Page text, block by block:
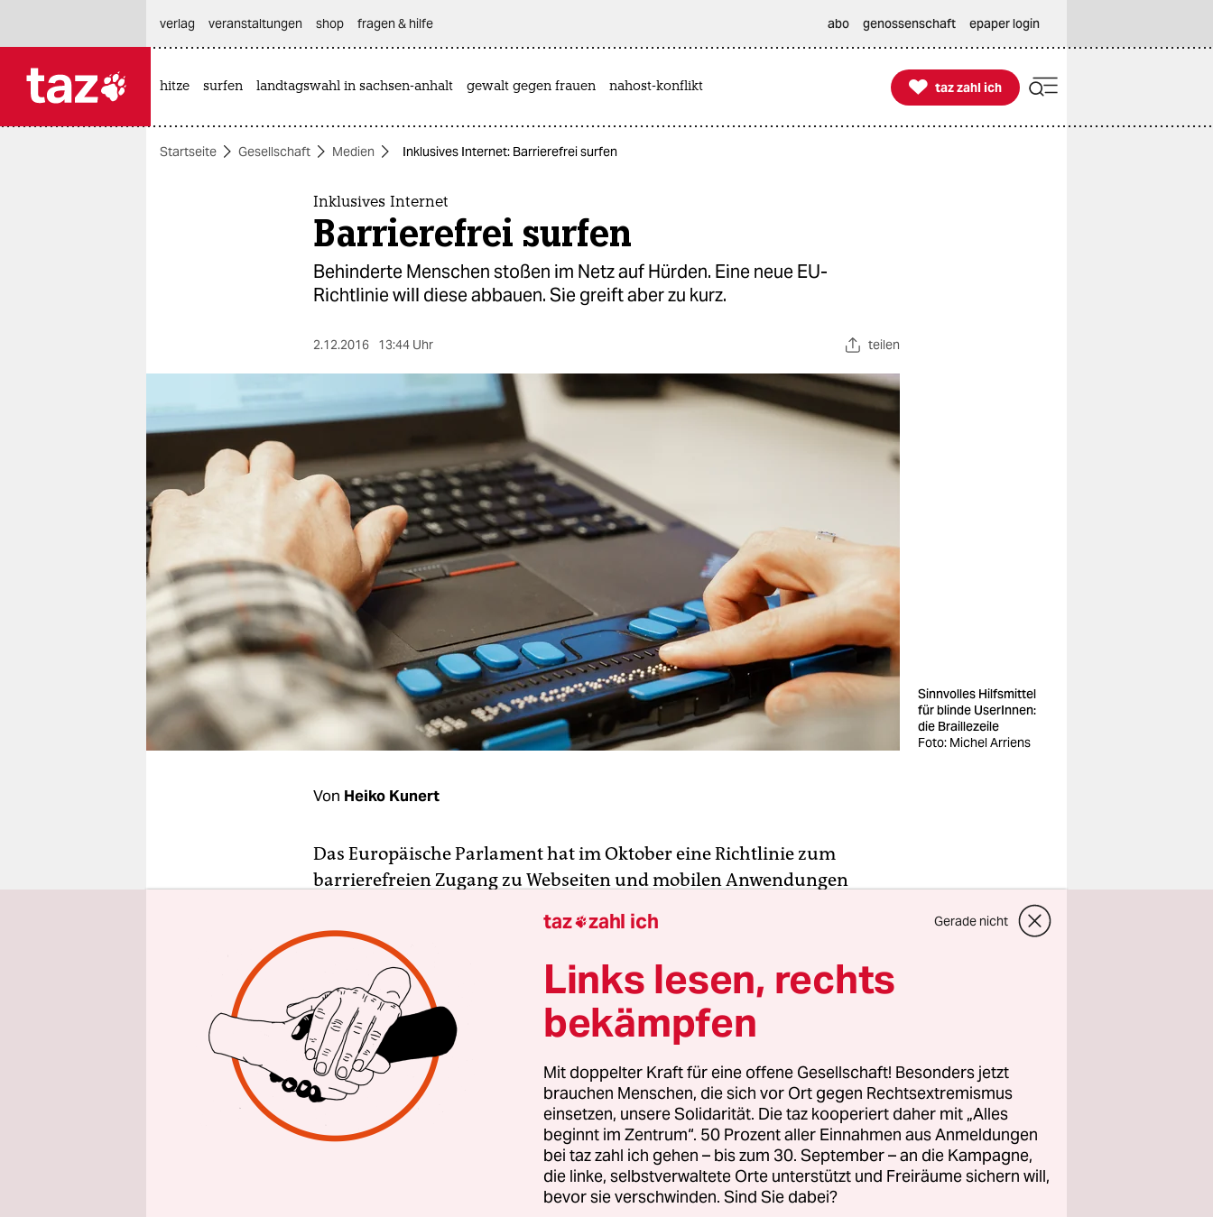
themen
berlin
wahrheit
verlag
veranstaltungen
shop
fragen & hilfe
unterstützen
verlag
veranstaltungen shop fragen & hilfe abo genossenschaft epaper login
hitze surfen landtagswahl in sachsen-anhalt gewalt gegen frauen nahost-konflikt 
taz zahl ich
taz zahl ich
Startseite Gesellschaft Medien Inklusives Internet: Barrierefrei surfen
Inklusives Internet
Barrierefrei surfen
Behinderte Menschen stoßen im Netz auf Hürden. Eine neue EU-
Richtlinie will diese abbauen. Sie greift aber zu kurz.
2.12.2016 13:44 Uhr teilen
Sinnvolles Hilfsmittel
für blinde UserInnen:
die Braillezeile
Foto: Michel Arriens
Von Heiko Kunert
Das Europäische Parlament hat im Oktober eine Richtlinie zum
barrierefreien Zugang zu Webseiten und mobilen Anwendungen
Institutionen wie Verwaltung, Gerichte, Finanzämter, Bibliotheken,
Universitäten und Institutionen des Gesundheitswesens ihre
Internetseiten und Smartphone-Apps barrierefrei gestalten müssen.
Nach Inkrafttreten der Richtlinie haben die EU-Mitgliedstaaten 21
Monate lang Zeit, ihre Bestimmungen in nationales Recht zu
überführen.
Das Internet in Europa wird also barrierefreier. Doch was heißt das
eigentlich?
taz zahl ich Gerade nicht
Links lesen, rechts
bekämpfen
Mit doppelter Kraft für eine offene Gesellschaft! Besonders jetzt
brauchen Menschen, die sich vor Ort gegen Rechtsextremismus
einsetzen, unsere Solidarität. Die taz kooperiert daher mit „Alles
beginnt im Zentrum“. 50 Prozent aller Einnahmen aus Anmeldungen
bei taz zahl ich gehen – bis zum 30. September – an die Kampagne,
die linke, selbstverwaltete Orte unterstützt und Freiräume sichern will,
bevor sie verschwinden. Sind Sie dabei?